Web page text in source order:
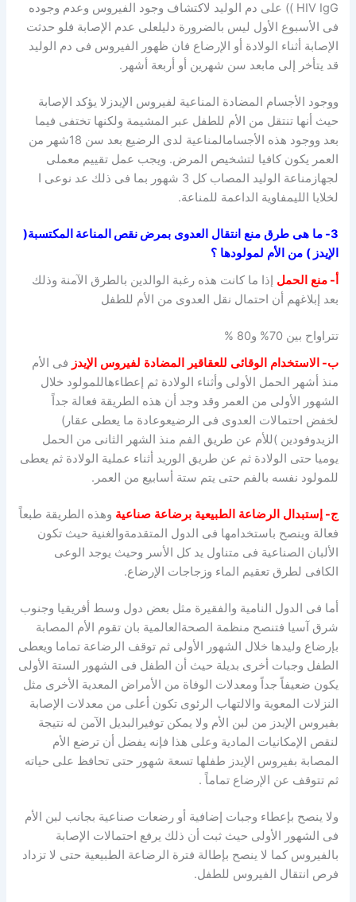
HIV IgG )) على دم الوليد لاكتشاف وجود الفيروس وعدم وجوده
فى الأسبوع الأول ليس بالضرورة دليلعلى عدم الإصابة فلو حدثت
الإصابة أثناء الولادة أو الإرضاع فان ظهور الفيروس فى دم الوليد
قد يتأخر إلى مابعد سن شهرين أو أربعة أشهر.
ووجود الأجسام المضادة المناعية لفيروس الإيدزلا يؤكد الإصابة
حيث أنها تنتقل من الأم للطفل عبر المشيمة ولكنها تختفى فيما
بعد ووجود هذه الأجسامالمناعية لدى الرضيع بعد سن 18شهر من
العمر يكون كافيا لتشخيص المرض. ويجب عمل تقييم معملى
لجهازمناعة الوليد المصاب كل 3 شهور بما فى ذلك عد نوعى ا
لخلايا الليمفاوية الداعمة للمناعة.
3- ما هى طرق منع انتقال العدوى بمرض نقص المناعة المكتسبة(
الإيدز ) من الأم لمولودها ؟
أ- منع الحمل إذا ما كانت هذه رغبة الوالدين بالطرق الآمنة وذلك
بعد إبلاغهم أن احتمال نقل العدوى من الأم للطفل
تتراواح بين 70% و80 %
ب- الاستخدام الوقائى للعقاقير المضادة لفيروس الإيدز فى الأم
منذ أشهر الحمل الأولى وأثناء الولادة ثم إعطاءهاللمولود خلال
الشهور الأولى من العمر وقد وجد أن هذه الطريقة فعالة جداً
لخفض احتمالات العدوى فى الرضيعوعادة ما يعطى عقار)
الزيدوفودين )للأم عن طريق الفم منذ الشهر الثانى من الحمل
يوميا حتى الولادة ثم عن طريق الوريد أثناء عملية الولادة ثم يعطى
للمولود نفسه بالفم حتى يتم ستة أسابيع من العمر.
ج- إستبدال الرضاعة الطبيعية برضاعة صناعية وهذه الطريقة طبعاً
فعالة وينصح باستخدامها فى الدول المتقدمةوالغنية حيث تكون
الألبان الصناعية فى متناول يد كل الأسر وحيث يوجد الوعى
الكافى لطرق تعقيم الماء وزجاجات الإرضاع.
أما فى الدول النامية والفقيرة مثل بعض دول وسط أفريقيا وجنوب
شرق آسيا فتنصح منظمة الصحةالعالمية بان تقوم الأم المصابة
بإرضاع وليدها خلال الشهور الأولى ثم توقف الرضاعة تماما ويعطى
الطفل وجبات أخرى بديلة حيث أن الطفل فى الشهور الستة الأولى
يكون ضعيفاً جداً ومعدلات الوفاة من الأمراض المعدية الأخرى مثل
النزلات المعوية والالتهاب الرئوى تكون أعلى من معدلات الإصابة
بفيروس الإيدز من لبن الأم ولا يمكن توفيرالبديل الآمن له نتيجة
لنقص الإمكانيات المادية وعلى هذا فإنه يفضل أن ترضع الأم
المصابة بفيروس الإيدز طفلها تسعة شهور حتى تحافظ على حياته
ثم تتوقف عن الإرضاع تماماً .
ولا ينصح بإعطاء وجبات إضافية أو رضعات صناعية بجانب لبن الأم
فى الشهور الأولى حيث ثبت أن ذلك يرفع احتمالات الإصابة
بالفيروس كما لا ينصح بإطالة فترة الرضاعة الطبيعية حتى لا تزداد
فرص انتقال الفيروس للطفل.